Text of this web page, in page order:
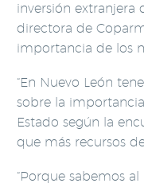
inversión extranjera
directora de
importancia de los
“En Nuevo León
sobre la
Estado según la
que más recursos
“Porque sabemos